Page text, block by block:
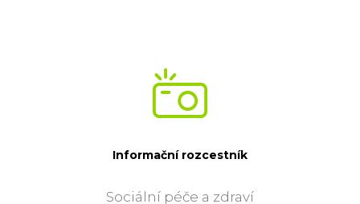
Informační rozcestník
Sociální péče a zdraví